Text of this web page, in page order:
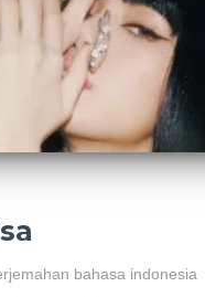
bahasa indonesia